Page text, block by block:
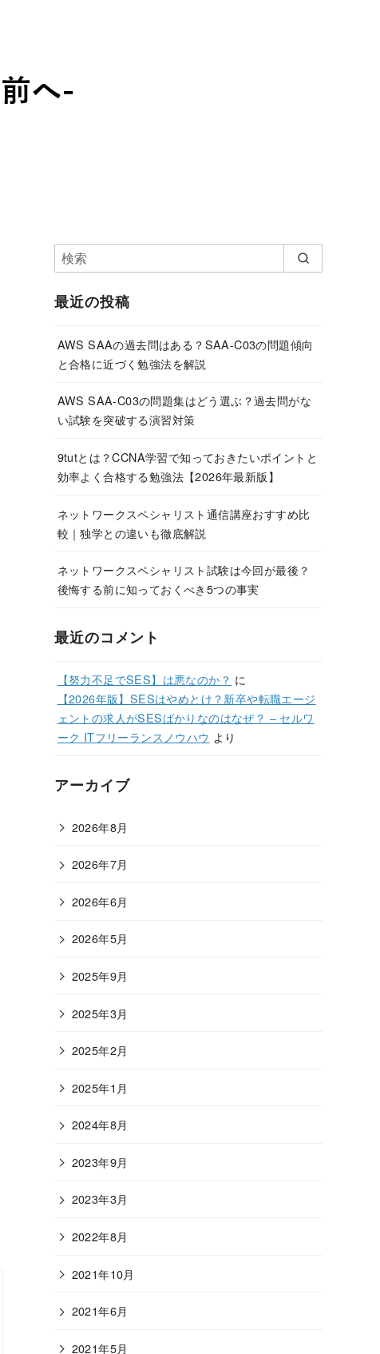
最近の投稿
AWS SAAの過去問はある？SAA-C03の問題傾向
と合格に近づく勉強法を解説
AWS SAA-C03の問題集はどう選ぶ？過去問がな
い試験を突破する演習対策
9tutとは？CCNA学習で知っておきたいポイントと
効率よく合格する勉強法【2026年最新版】
ネットワークスペシャリスト通信講座おすすめ比
較｜独学との違いも徹底解説
ネットワークスペシャリスト試験は今回が最後？
後悔する前に知っておくべき5つの事実
最近のコメント
【努力不足でSES】は悪なのか？ に
【2026年版】SESはやめとけ？新卒や転職エージ
ェントの求人がSESばかりなのはなぜ？ – セルワ
ーク ITフリーランスノウハウ より
アーカイブ
2026年8月
2026年7月
2026年6月
2026年5月
2025年9月
2025年3月
2025年2月
2025年1月
2024年8月
2023年9月
2023年3月
2022年8月
2021年10月
2021年6月
2021年5月